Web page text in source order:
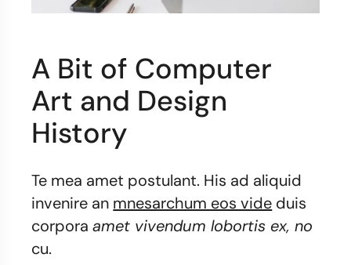
A Bit of Computer
Art and Design
History
Te mea amet postulant. His ad aliquid
invenire an mnesarchum eos vide duis
corporaamet vivendum lobortis ex, no
cu.